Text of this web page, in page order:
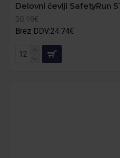
Delovni čevlji SafetyRun
30.19€
Brez DDV:24.74€